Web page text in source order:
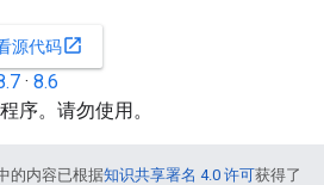
源代码open_in_new
· 8.6
序。请勿使用。
的内容已根据知识共享署名 4.0 许可获得了